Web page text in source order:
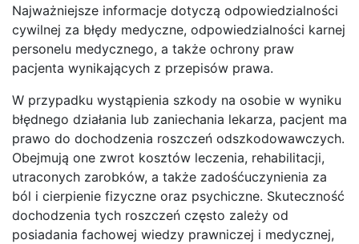
Najważniejsze informacje dotyczą odpowiedzialności
cywilnej za błędy medyczne, odpowiedzialności karnej
personelu medycznego, a także ochrony praw
pacjenta wynikających z przepisów prawa.
W przypadku wystąpienia szkody na osobie w wyniku
błędnego działania lub zaniechania lekarza, pacjent ma
prawo do dochodzenia roszczeń odszkodowawczych.
Obejmują one zwrot kosztów leczenia, rehabilitacji,
utraconych zarobków, a także zadośćuczynienia za
ból i cierpienie fizyczne oraz psychiczne. Skuteczność
dochodzenia tych roszczeń często zależy od
posiadania fachowej wiedzy prawniczej i medycznej,